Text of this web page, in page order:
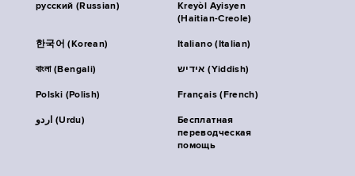
русский (Russian)
Kreyòl Ayisyen
(Haitian-Creole)
한국어 (Korean) Italiano (Italian)
বাংলা (Bengali) אידיש (Yiddish)
Polski (Polish) Français (French)
اردو (Urdu)
Бесплатная
переводческая
помощь